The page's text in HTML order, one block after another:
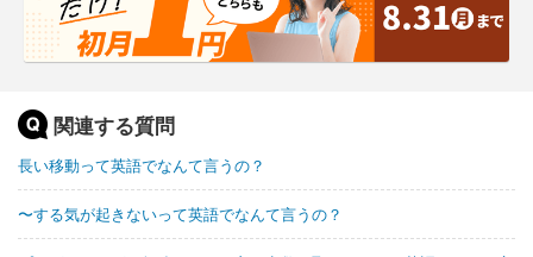
関連する質問
長い移動って英語でなんて言うの？
〜する気が起きないって英語でなんて言うの？